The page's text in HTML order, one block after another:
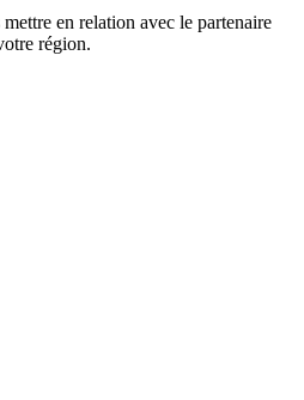
en relation avec le partenaire
région.